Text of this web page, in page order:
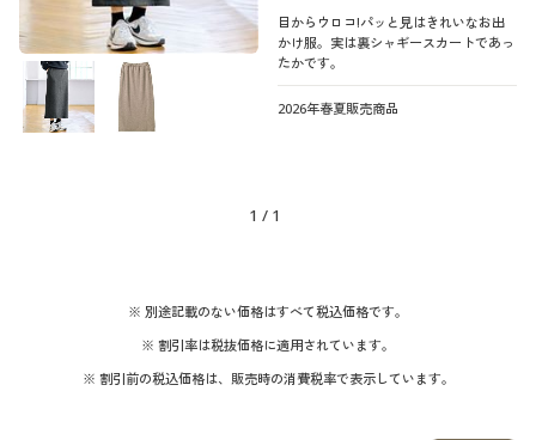
目からウロコ!パッと見はきれいなお出
かけ服。実は裏シャギースカートであっ
たかです。
2026年春夏販売商品
1 / 1
※ 別途記載のない価格はすべて税込価格です。
※ 割引率は税抜価格に適用されています。
※ 割引前の税込価格は、販売時の消費税率で表示しています。